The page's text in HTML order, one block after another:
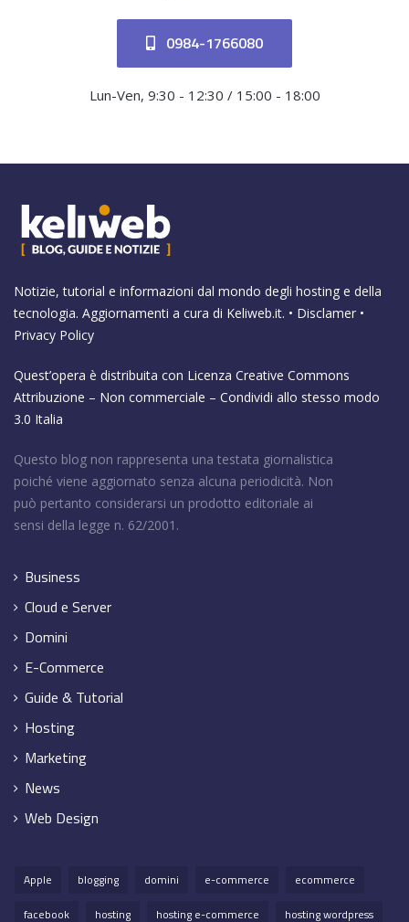
0984-1766080
Lun-Ven, 9:30 - 12:30 / 15:00 - 18:00
Notizie, tutorial e informazioni dal mondo degli hosting e della
tecnologia. Aggiornamenti a cura di Keliweb.it. • Disclamer •
Privacy Policy
Quest’opera è distribuita con Licenza Creative Commons
Attribuzione – Non commerciale – Condividi allo stesso modo
3.0 Italia
Questo blog non rappresenta una testata giornalistica
poiché viene aggiornato senza alcuna periodicità. Non
può pertanto considerarsi un prodotto editoriale ai
sensi della legge n. 62/2001.
Business
Cloud e Server
Domini
E-Commerce
Guide & Tutorial
Hosting
Marketing
News
Web Design
Apple blogging domini e-commerce
ecommerce
facebook
hosting hosting e-commerce hosting wordpress